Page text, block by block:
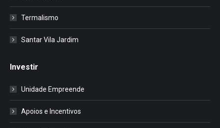
Termalismo
Santar Vila Jardim
Investir
Unidade Empreende
Apoios e Incentivos